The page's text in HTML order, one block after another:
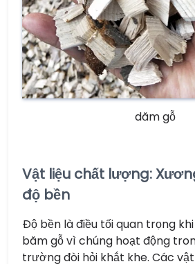
dăm gỗ
Vật liệu chất lượng:
độ bền
Độ bền là điều tối quan trọng
băm gỗ vì chúng hoạt động
trường đòi hỏi khắt khe. Các